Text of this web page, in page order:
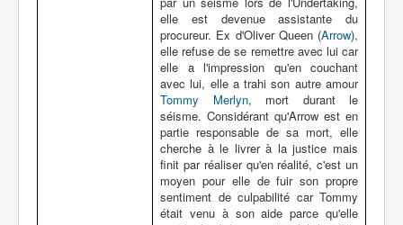
elle est devenue assistante du
procureur. Ex d'Oliver Queen (Arrow),
elle refuse de se remettre avec lui car
elle a l'impression qu'en couchant
avec lui, elle a trahi son autre amour
Tommy Merlyn, mort durant le
séisme. Considérant qu'Arrow est en
partie responsable de sa mort, elle
cherche à le livrer à la justice mais
finit par réaliser qu'en réalité, c'est un
moyen pour elle de fuir son propre
sentiment de culpabilité car Tommy
était venu à son aide parce qu'elle